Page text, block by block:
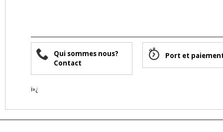
Qui sommes nous?
Contact
Port et
ï»¿